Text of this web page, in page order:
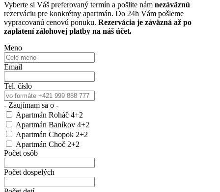
Vyberte si Váš preferovaný termín a pošlite nám nezáväznú
rezerváciu pre konkrétny apartmán. Do 24h Vám pošleme
vypracovanú cenovú ponuku. Rezervácia je záväzná až po
zaplatení zálohovej platby na náš účet.
Meno
Email
Tel. číslo
- Zaujímam sa o -
Apartmán Roháč 4+2
Apartmán Baníkov 4+2
Apartmán Chopok 2+2
Apartmán Choč 2+2
Počet osôb
Počet dospelých